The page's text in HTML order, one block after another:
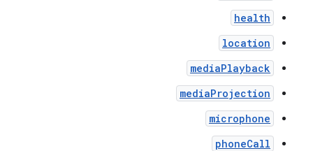
health
location
mediaPlayback
mediaProjection
microphone
phoneCall